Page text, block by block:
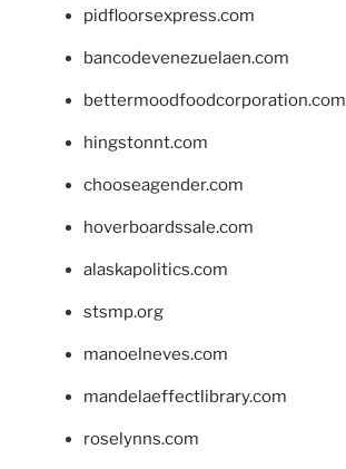
pidfloorsexpress.com
bancodevenezuelaen.com
bettermoodfoodcorporation.com
hingstonnt.com
chooseagender.com
hoverboardssale.com
alaskapolitics.com
stsmp.org
manoelneves.com
mandelaeffectlibrary.com
roselynns.com